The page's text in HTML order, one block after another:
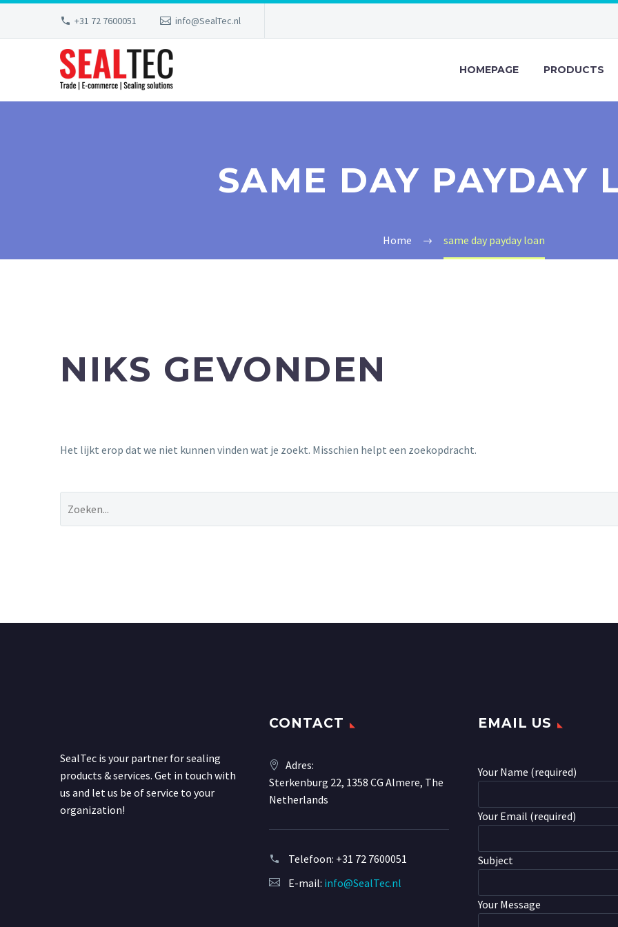
+31 72 7600051 info@SealTec.nl
HOMEPAGE PRODUCTS
SAME DAY PAYDAY
Home same day payday loan
NIKS GEVONDEN
Het lijkt erop dat we niet kunnen vinden wat je zoekt. Misschien helpt een zoekopdracht.
SealTec is your partner for sealing
products & services. Get in touch with
us and let us be of service to your
organization!
CONTACT
Adres:
Sterkenburg 22, 1358 CG Almere, The
Netherlands
Telefoon: +31 72 7600051
E-mail: info@SealTec.nl
EMAIL US
Your Name (required)
Your Email (required)
Subject
Your Message